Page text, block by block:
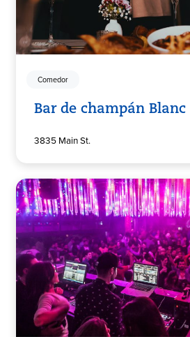
Comedor
Bar de champán Blanc
3835 Main St.